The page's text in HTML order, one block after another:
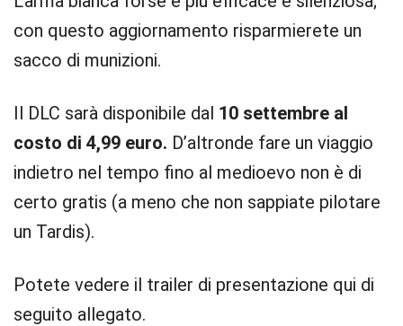
con questo aggiornamento risparmierete un
sacco di munizioni.
Il DLC sarà disponibile dal 10 settembre al
costo di 4,99 euro. D’altronde fare un viaggio
indietro nel tempo fino al medioevo non è di
certo gratis (a meno che non sappiate pilotare
un Tardis).
Potete vedere il trailer di presentazione qui di
seguito allegato.